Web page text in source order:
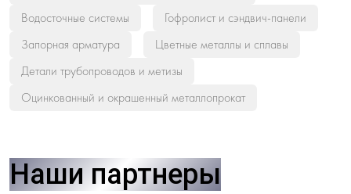
Водосточные системы
Гофролист и сэндвич-панели
Запорная арматура
Цветные металлы и сплавы
Детали трубопроводов и метизы
Оцинкованный и окрашенный металлопрокат
Наши партнеры